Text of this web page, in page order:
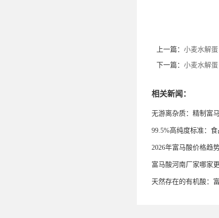
上一篇： 小麦水解
下一篇： 小麦水解
相关新闻：
无游离杂质：精制富
99.5%高纯度标准：
2026年富马酸价格趋
富马酸河南厂家哪家
天然存在的有机酸：